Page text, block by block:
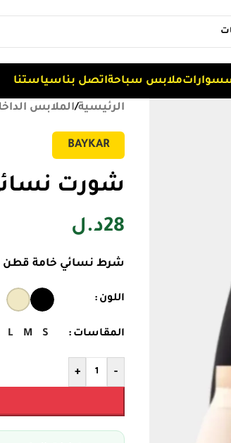
ملابس سباحةاتصل بناسياستنا
الرئيسية/الملابس
BAYKAR
شورت
28د.ل
شرط نسائي خامة قطن 95% + ليكرا
اللون
المقاسات S
M
L
-
+